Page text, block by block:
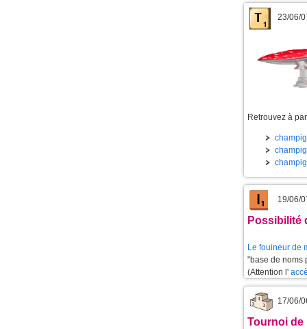
23/06/
Retrouvez à
19/06/
Possibilité
Le fouineur de
"base de noms
(Attention l'
17/06/
Tournoi de